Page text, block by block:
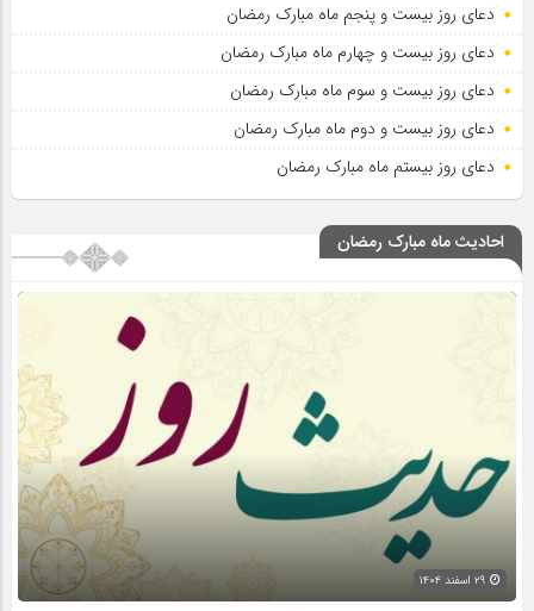
دعای روز بیست و پنجم ماه مبارک رمضان
دعای روز بیست و چهارم ماه مبارک رمضان
دعای روز بیست و سوم ماه مبارک رمضان
دعای روز بیست و دوم ماه مبارک رمضان
دعای روز بیستم ماه مبارک رمضان
احادیث ماه مبارک رمضان